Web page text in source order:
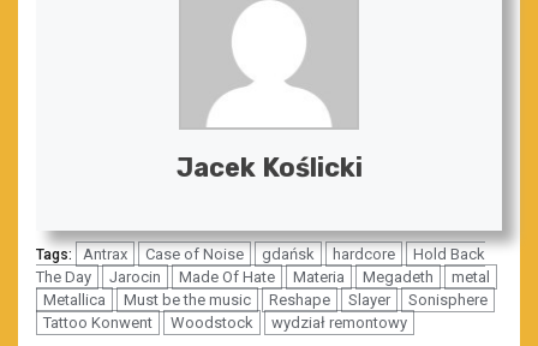
Jacek Koślicki
Tags: Antrax Case of Noise gdańsk hardcore
Hold Back
The Day
Jarocin Made Of Hate Materia Megadeth
metal
Metallica
Must be the music Reshape Slayer
Sonisphere
Tattoo Konwent
Woodstock wydział remontowy